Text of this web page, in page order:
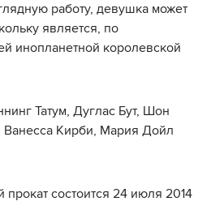
работу, девушка может
является, по
инопланетной королевской
Татум, Дуглас Бут, Шон
Кирби, Мария Дойл
состоится 24 июля 2014